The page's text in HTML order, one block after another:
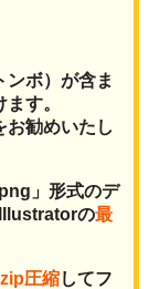
ンボ）が含ま
す。
お勧めいたし
」形式のデ
の最
zip圧縮してフ